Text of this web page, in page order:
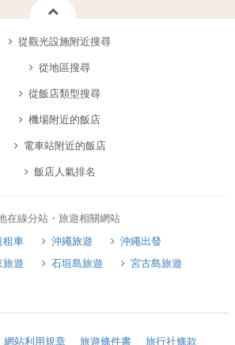
從觀光設施附近搜尋
從地區搜尋
從飯店類型搜尋
機場附近的飯店
電車站附近的飯店
飯店人氣排名
線分站・旅遊相關網站
租車 沖繩旅遊
沖繩出發
旅遊 石垣島旅遊
宮古島旅遊
網站利用規章 旅遊條件書 旅行社條款